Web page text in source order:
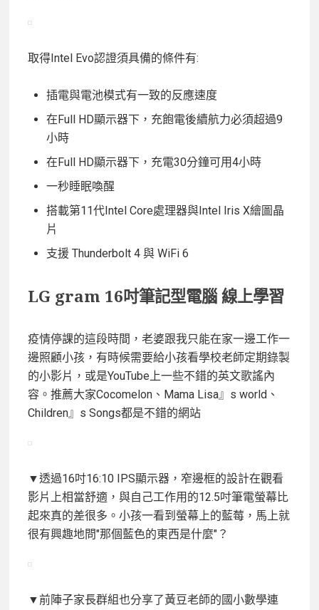
取得Intel Evo認證須具備的條件有:
插電與電池模式有一致的反應速度
在Full HD顯示器下，充飽電後續航力必須超過9
小時
在Full HD顯示器下，充電30分鐘可用4小時
一秒睡眠喚醒
搭載第11代Intel Core處理器與Intel Iris X繪圖晶
片
支援 Thunderbolt 4 與 WiFi 6
LG gram 16吋筆記型電腦 線上學習
疫情停課的這段時間，老婆跟我只能在家一邊工作一
邊照顧小孩，有時候需要給小孩看學校老師定期錄製
的小影片，或是YouTube上一些不錯的英文歌謠內
容。推薦大家Cocomelon、Mama Lisa』s world、
Children』s Songs都是不錯的網站
▼透過16吋16:10 IPS顯示器，窄邊框的設計在觀看
影片上相當舒適，與自己工作用的12.5吋筆電螢幕比
起來真的差很多。小孩一看到螢幕上的藍莓，馬上就
很有興趣地問"那個藍色的東西是什麼"？
▼前陣子家長群組也分享了黃豆老師的國小數學連